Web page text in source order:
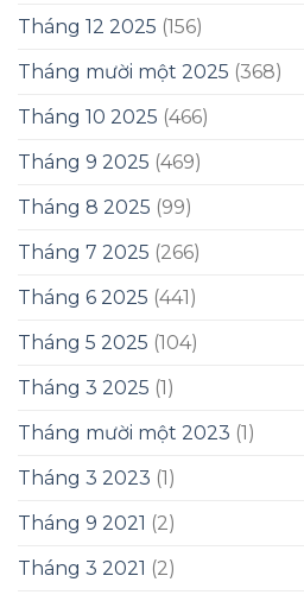
Tháng 12 2025 (156)
Tháng mười một 2025 (368)
Tháng 10 2025 (466)
Tháng 9 2025 (469)
Tháng 8 2025 (99)
Tháng 7 2025 (266)
Tháng 6 2025 (441)
Tháng 5 2025 (104)
Tháng 3 2025 (1)
Tháng mười một 2023 (1)
Tháng 3 2023 (1)
Tháng 9 2021 (2)
Tháng 3 2021 (2)